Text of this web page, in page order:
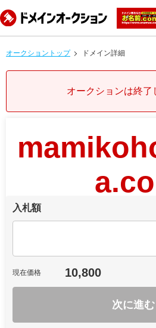
オークショントップ ドメイン詳細
オークションは終了
入札額
現在価格 10,800
次に進む